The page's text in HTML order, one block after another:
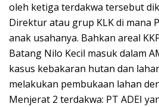
oleh ketiga terdakwa tersebut
Direktur atau grup KLK di mana
anak usahanya. Bahkan areal
Batang Nilo Kecil masuk dalam
kasus kebakaran hutan dan
melakukan pembukaan lahan
Menjerat 2 terdakwa: PT ADEI